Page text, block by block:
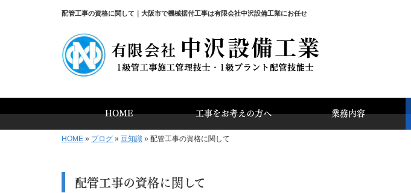
配管工事の資格に関して｜大阪市で機械据付工事は有限会社中沢設備工業にお任せ
HOME 工事をお考えの方へ 業務内容
HOME » ブログ » 豆知識 » 配管工事の資格に関して
配管工事の資格に関して